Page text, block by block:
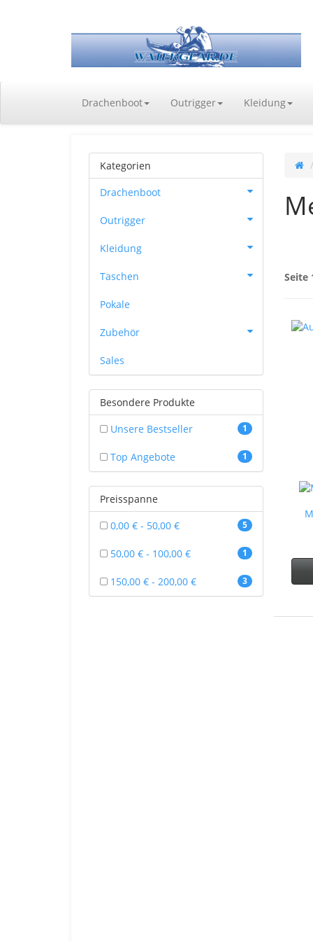
Drachenboot Outrigger Kleidung
Seite
Kategorien
Drachenboot
Outrigger
Kleidung
Taschen
Pokale
Zubehör
Sales
Besondere Produkte
1
Unsere Bestseller
1
Top Angebote
Preisspanne
5
0,00 € - 50,00 €
1
50,00 € - 100,00 €
3
150,00 € - 200,00 €